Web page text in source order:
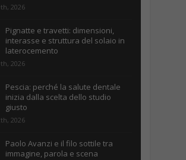
2026
Pignatte e travetti: dimensioni,
interasse e struttura del solaio in
laterocemento
2026
Pescia: perché la salute dentale
inizia dalla scelta dello studio
giusto
2026
Paolo Avanzi e il filo sottile tra
immagine, parola e scena